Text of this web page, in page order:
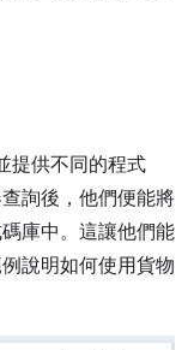
提供不同的程式
詢後，他們便能將
庫中。這讓他們能
說明如何使用貨物